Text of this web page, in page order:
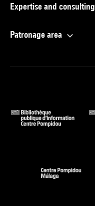
Expertise and consulting
Patronage area